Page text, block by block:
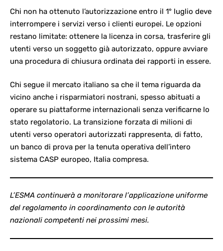
Chi non ha ottenuto l’autorizzazione entro il 1° luglio deve
interrompere i servizi verso i clienti europei. Le opzioni
restano limitate: ottenere la licenza in corsa, trasferire gli
utenti verso un soggetto già autorizzato, oppure avviare
una procedura di chiusura ordinata dei rapporti in essere.
Chi segue il mercato italiano sa che il tema riguarda da
vicino anche i risparmiatori nostrani, spesso abituati a
operare su piattaforme internazionali senza verificarne lo
stato regolatorio. La transizione forzata di milioni di
utenti verso operatori autorizzati rappresenta, di fatto,
un banco di prova per la tenuta operativa dell’intero
sistema CASP europeo, Italia compresa.
L’ESMA continuerà a monitorare l’applicazione uniforme
del regolamento in coordinamento con le autorità
nazionali competenti nei prossimi mesi.